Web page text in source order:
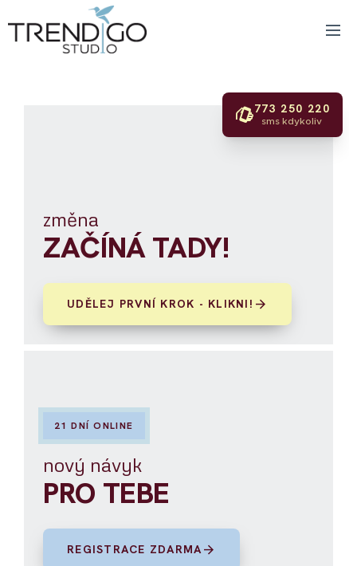
změna
ZAČÍNÁ TADY!
UDĚLEJ PRVNÍ KROK - KLIKNI! arrow_forward
lift_to_talk773 250 220
sms kdykoliv
21 DNÍ ONLINE
nový návyk
PRO TEBE
REGISTRACE ZDARMAarrow_forward